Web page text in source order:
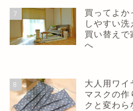
7
買ってよか
しやすい
買い替えで
へ
8
大人用ワイ
マスクの
クと変わら